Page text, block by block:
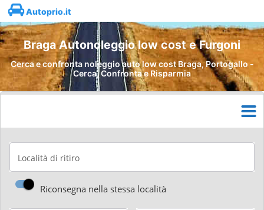
Autoprio.it
Braga Autonoleggio low cost e Furgoni
Cerca e confronta noleggio auto low cost Braga, Portogallo -
Cerca, Confronta e Risparmia
Località di ritiro
Riconsegna nella stessa località